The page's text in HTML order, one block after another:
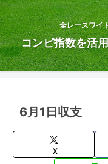
全レースワイ
コンピ指数を活
6月1日収支
X